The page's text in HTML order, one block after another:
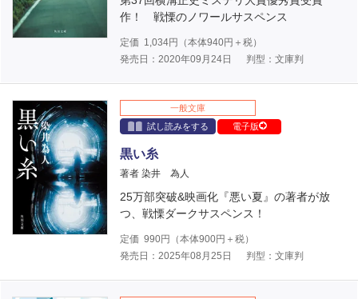
作！ 戦慄のノワールサスペンス
定価 1,034円（本体940円＋税）
発売日：2020年09月24日
判型：文庫判
一般文庫
試し読みをする
電子版
黒い糸
著者 染井 為人
25万部突破&映画化『悪い夏』の著者が放
つ、戦慄ダークサスペンス！
定価 990円（本体900円＋税）
発売日：2025年08月25日
判型：文庫判